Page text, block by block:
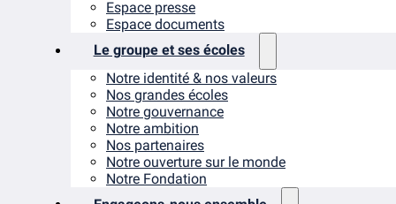
Espace presse
Espace documents
Le groupe et ses écoles
Notre identité & nos valeurs
Nos grandes écoles
Notre gouvernance
Notre ambition
Nos partenaires
Notre ouverture sur le monde
Notre Fondation